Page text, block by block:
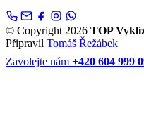
© Copyright 2026 TOP
Připravil Tomáš Řežábek
Zavolejte nám +420 604 999